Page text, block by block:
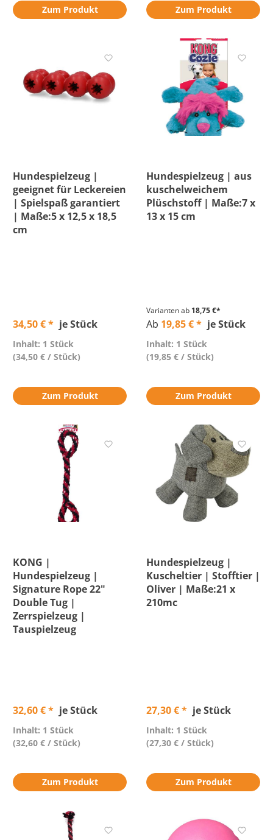
Zum Produkt Zum Produkt
Hundespielzeug |
geeignet für Leckereien
| Spielspaß garantiert
| Maße:5 x 12,5 x 18,5
cm
34,50 € * je Stück
Inhalt: 1 Stück
(34,50 € / Stück)
Zum Produkt
Hundespielzeug | aus
kuschelweichem
Plüschstoff | Maße:7 x
13 x 15 cm
Varianten ab 18,75 €*
Ab 19,85 € * je Stück
Inhalt: 1 Stück
(19,85 € / Stück)
Zum Produkt
KONG |
Hundespielzeug |
Signature Rope 22"
Double Tug |
Zerrspielzeug |
Tauspielzeug
32,60 € * je Stück
Inhalt: 1 Stück
(32,60 € / Stück)
Zum Produkt
Hundespielzeug |
Kuscheltier | Stofftier |
Oliver | Maße:21 x
210mc
27,30 € * je Stück
Inhalt: 1 Stück
(27,30 € / Stück)
Zum Produkt